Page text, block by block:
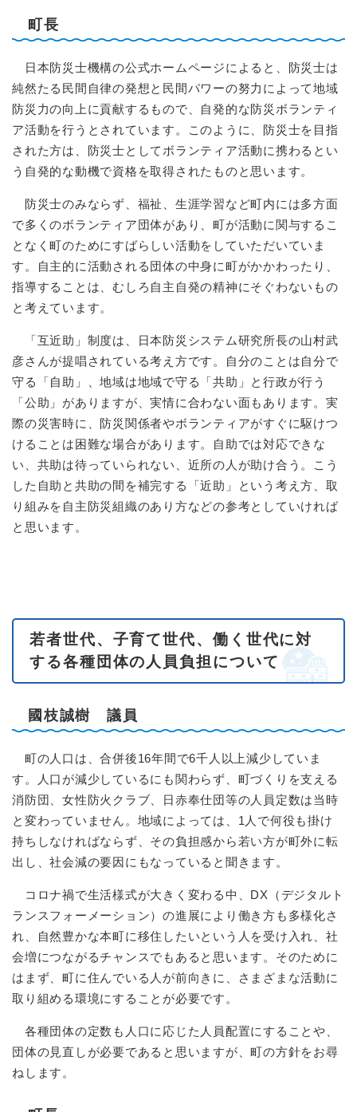
町長
日本防災士機構の公式ホームページによると、防災士は
純然たる民間自律の発想と民間パワーの努力によって地域
防災力の向上に貢献するもので、自発的な防災ボランティ
ア活動を行うとされています。このように、防災士を目指
された方は、防災士としてボランティア活動に携わるとい
う自発的な動機で資格を取得されたものと思います。
防災士のみならず、福祉、生涯学習など町内には多方面
で多くのボランティア団体があり、町が活動に関与するこ
となく町のためにすばらしい活動をしていただいていま
す。自主的に活動される団体の中身に町がかかわったり、
指導することは、むしろ自主自発の精神にそぐわないもの
と考えています。
「互近助」制度は、日本防災システム研究所長の山村武
彦さんが提唱されている考え方です。自分のことは自分で
守る「自助」、地域は地域で守る「共助」と行政が行う
「公助」がありますが、実情に合わない面もあります。実
際の災害時に、防災関係者やボランティアがすぐに駆けつ
けることは困難な場合があります。自助では対応できな
い、共助は待っていられない、近所の人が助け合う。こう
した自助と共助の間を補完する「近助」という考え方、取
り組みを自主防災組織のあり方などの参考としていければ
と思います。
若者世代、子育て世代、働く世代に対
する各種団体の人員負担について
國枝誠樹 議員
町の人口は、合併後16年間で6千人以上減少していま
す。人口が減少しているにも関わらず、町づくりを支える
消防団、女性防火クラブ、日赤奉仕団等の人員定数は当時
と変わっていません。地域によっては、1人で何役も掛け
持ちしなければならず、その負担感から若い方が町外に転
出し、社会減の要因にもなっていると聞きます。
コロナ禍で生活様式が大きく変わる中、DX（デジタルト
ランスフォーメーション）の進展により働き方も多様化さ
れ、自然豊かな本町に移住したいという人を受け入れ、社
会増につながるチャンスでもあると思います。そのために
はまず、町に住んでいる人が前向きに、さまざまな活動に
取り組める環境にすることが必要です。
各種団体の定数も人口に応じた人員配置にすることや、
団体の見直しが必要であると思いますが、町の方針をお尋
ねします。